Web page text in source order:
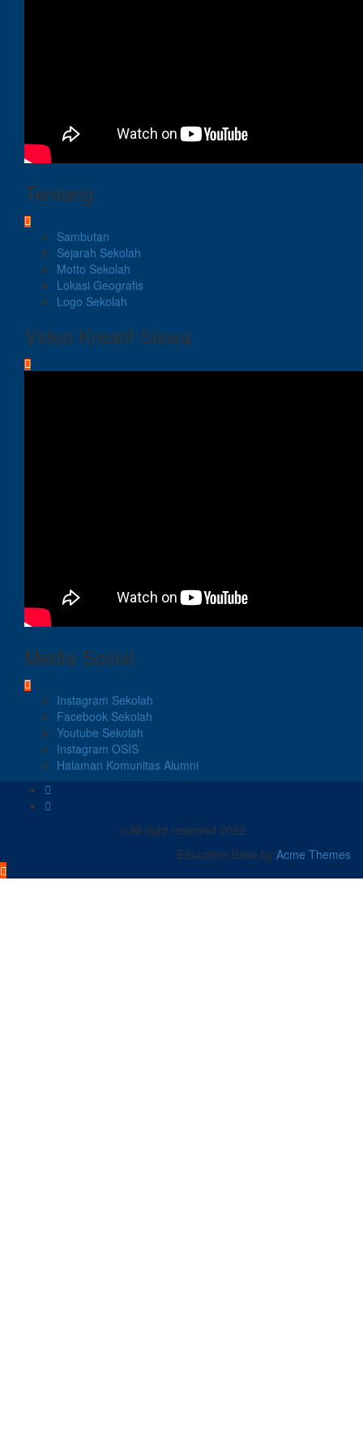
Tentang
Sambutan
Sejarah Sekolah
Motto Sekolah
Lokasi Geografis
Logo Sekolah
Video Kreatif Siswa
Media Sosial
Instagram Sekolah
Facebook Sekolah
Youtube Sekolah
Instagram OSIS
Halaman Komunitas Alumni
© All right reserved 2022
Education Base by Acme Themes